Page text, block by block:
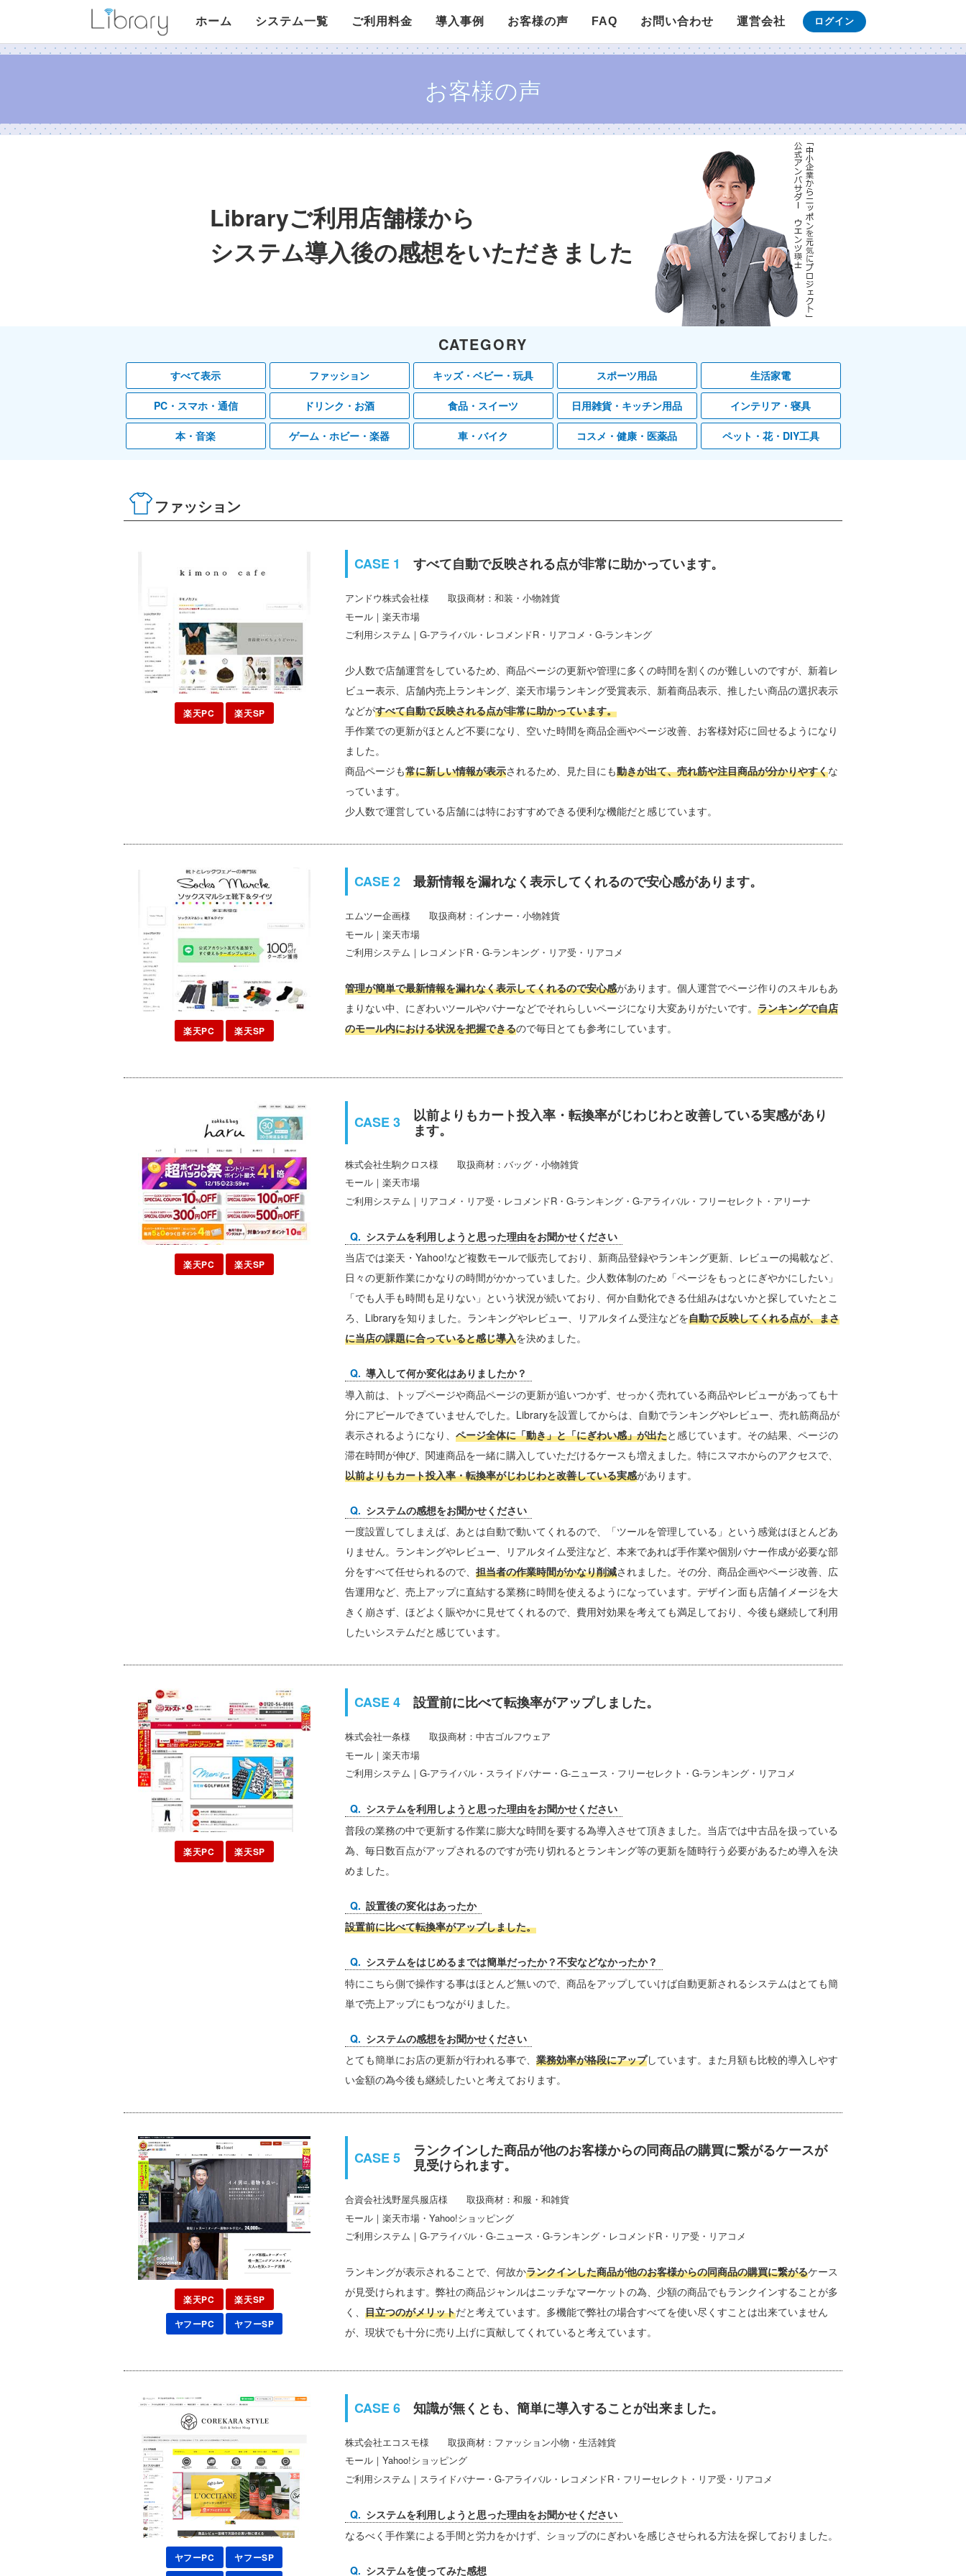
ホーム システム一覧
発送スペクタクル
カウントダウン
タイマー
ご利用料金 導入事例 お客様の声 FAQ お問い合わせ 運営会社 ログイン
お客様の声
Libraryご利用店舗様から
システム導入後の感想をいただきました
CATEGORY
すべて表示 ファッション キッズ・ベビー・玩具 スポーツ用品 生活家電
PC・スマホ・通信 ドリンク・お酒 食品・スイーツ 日用雑貨・キッチン用品 インテリア・寝具
本・音楽 ゲーム・ホビー・楽器 車・バイク コスメ・健康・医薬品 ペット・花・DIY工具
ファッション
楽天PC 楽天SP
すべて自動で反映される点が非常に助かっています。
アンドウ株式会社
取扱商材：和装・小物雑貨
モール｜楽天市場
ご利用システム｜G-アライバル・レコメンドR・リアコメ・G-ランキング
少人数で店舗運営をしているため、商品ページの更新や管理に多くの時間を割くのが難しいのですが、新着レ
ビュー表示、店舗内売上ランキング、楽天市場ランキング受賞表示、新着商品表示、推したい商品の選択表示
などがすべて自動で反映される点が非常に助かっています。
手作業での更新がほとんど不要になり、空いた時間を商品企画やページ改善、お客様対応に回せるようになり
ました。
商品ページも常に新しい情報が表示されるため、見た目にも動きが出て、売れ筋や注目商品が分かりやすくな
っています。
少人数で運営している店舗には特におすすめできる便利な機能だと感じています。
楽天PC 楽天SP
最新情報を漏れなく表示してくれるので安心感があります。
エムツー企画
取扱商材：インナー・小物雑貨
モール｜楽天市場
ご利用システム｜レコメンドR・G-ランキング・リア受・リアコメ
管理が簡単で最新情報を漏れなく表示してくれるので安心感があります。個人運営でページ作りのスキルもあ
まりない中、にぎわいツールやバナーなどでそれらしいページになり大変ありがたいです。 ランキングで自店
のモール内における状況を把握できるので毎日とても参考にしています。
楽天PC 楽天SP
以前よりもカート投入率・転換率がじわじわと改善している実感があり
ます。
株式会社生駒クロス
取扱商材：バッグ・小物雑貨
モール｜楽天市場
ご利用システム｜リアコメ・リア受・レコメンドR・G-ランキング・G-アライバル・フリーセレクト・アリーナ
システムを利用しようと思った理由をお聞かせください
当店では楽天・Yahoo!など複数モールで販売しており、新商品登録やランキング更新、レビューの掲載など、
日々の更新作業にかなりの時間がかかっていました。少人数体制のため「ページをもっとにぎやかにしたい」
「でも人手も時間も足りない」という状況が続いており、何か自動化できる仕組みはないかと探していたとこ
ろ、Libraryを知りました。ランキングやレビュー、リアルタイム受注などを自動で反映してくれる点が、まさ
に当店の課題に合っていると感じ導入を決めました。
導入して何か変化はありましたか？
導入前は、トップページや商品ページの更新が追いつかず、せっかく売れている商品やレビューがあっても十
分にアピールできていませんでした。Libraryを設置してからは、自動でランキングやレビュー、売れ筋商品が
表示されるようになり、 ページ全体に「動き」と「にぎわい感」が出たと感じています。その結果、ページの
滞在時間が伸び、関連商品を一緒に購入していただけるケースも増えました。特にスマホからのアクセスで、
以前よりもカート投入率・転換率がじわじわと改善している実感があります。
システムの感想をお聞かせください
一度設置してしまえば、あとは自動で動いてくれるので、「ツールを管理している」という感覚はほとんどあ
りません。ランキングやレビュー、リアルタイム受注など、本来であれば手作業や個別バナー作成が必要な部
分をすべて任せられるので、 担当者の作業時間がかなり削減されました。その分、商品企画やページ改善、広
告運用など、売上アップに直結する業務に時間を使えるようになっています。デザイン面も店舗イメージを大
きく崩さず、ほどよく賑やかに見せてくれるので、費用対効果を考えても満足しており、今後も継続して利用
したいシステムだと感じています。
楽天PC 楽天SP
設置前に比べて転換率がアップしました。
株式会社一条
取扱商材：中古ゴルフウェア
モール｜楽天市場
ご利用システム｜G-アライバル・スライドバナー・G-ニュース・フリーセレクト・G-ランキング・リアコメ
システムを利用しようと思った理由をお聞かせください
普段の業務の中で更新する作業に膨大な時間を要する為導入させて頂きました。当店では中古品を扱っている
為、毎日数百点がアップされるのですが売り切れるとランキング等の更新を随時行う必要があるため導入を決
めました。
設置後の変化はあったか
設置前に比べて転換率がアップしました。
システムをはじめるまでは簡単だったか？不安などなかったか？
特にこちら側で操作する事はほとんど無いので、商品をアップしていけば自動更新されるシステムはとても簡
単で売上アップにもつながりました。
システムの感想をお聞かせください
とても簡単にお店の更新が行われる事で、 業務効率が格段にアップしています。また月額も比較的導入しやす
い金額の為今後も継続したいと考えております。
楽天PC
楽天SP
ヤフーPC
ヤフーSP
ランクインした商品が他のお客様からの同商品の購買に繋がるケースが
見受けられます。
合資会社浅野屋呉服店
取扱商材：和服・和雑貨
モール｜楽天市場・Yahoo!ショッピング
ご利用システム｜G-アライバル・G-ニュース・G-ランキング・レコメンドR・リア受・リアコメ
ランキングが表示されることで、何故かランクインした商品が他のお客様からの同商品の購買に繋がるケース
が見受けられます。弊社の商品ジャンルはニッチなマーケットの為、少額の商品でもランクインすることが多
く、 目立つのがメリットだと考えています。多機能で弊社の場合すべてを使い尽くすことは出来ていません
が、現状でも十分に売り上げに貢献してくれていると考えています。
ヤフーPC
ヤフーSP
知識が無くとも、簡単に導入することが出来ました。
株式会社エコスモ
取扱商材：ファッション小物・生活雑貨
モール｜Yahoo!ショッピング
ご利用システム｜スライドバナー・G-アライバル・レコメンドR・フリーセレクト・リア受・リアコメ
システムを利用しようと思った理由をお聞かせください
なるべく手作業による手間と労力をかけず、ショップのにぎわいを感じさせられる方法を探しておりました。
システムを使ってみた感想